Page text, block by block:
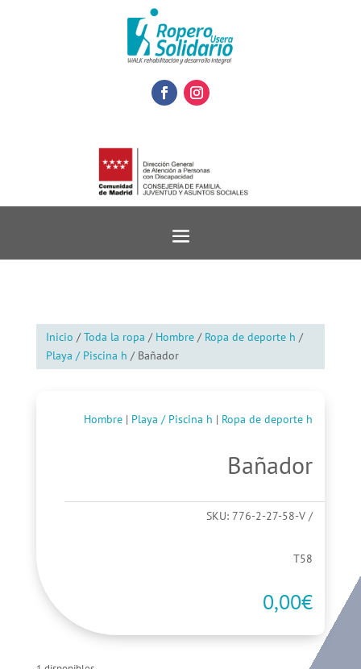
Inicio /Toda la ropa / Hombre/ Ropa de deporte h /
Playa / Piscina h / Bañador
Hombre | Playa / Piscina h | Ropa de deporte h
Bañador
SKU: 776-2-27-58-V
T58
0,00€